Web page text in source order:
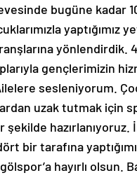
bugüne kadar
yaptığımız
yönlendirdik.
gençlerimizin
sesleniyorum.
uzak tutmak için
hazırlanıyoruz.
bir tarafına
hayırlı olsun.